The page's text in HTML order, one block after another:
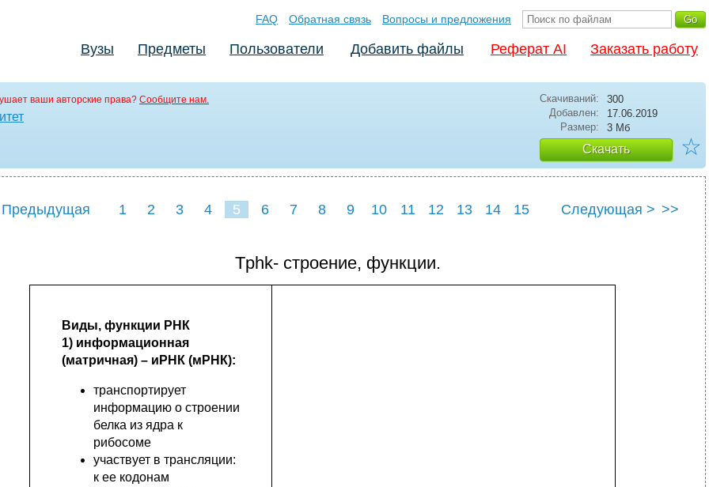
FAQ Обратная связь Вопросы и предложения
Вузы Предметы Пользователи Добавить файлы Реферат AI Заказать работу
ваши авторские права? Сообщите нам. Скачиваний:
300
Добавлен:
17.06.2019
Размер:
3 Мб
Скачать ☆
1 2 3 4 5 6 7 8 9 10 11 12 13 14
15
Следующая > >>
Tphk- строение, функции.
Виды, функции РНК
1) информационная
(матричная) – иРНК (мРНК):
транспортирует
информацию о строении
белка из ядра к
рибосоме
участвует в трансляции:
к ее кодонам